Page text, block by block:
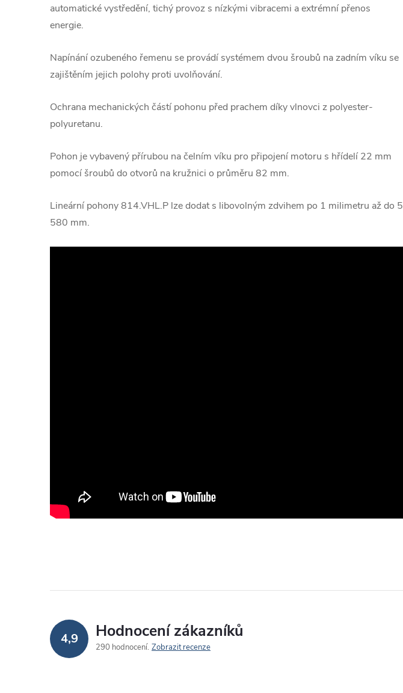
automatické vystředění, tichý provoz s nízkými vibracemi a extrémní přenos
energie.
Napínání ozubeného řemenu se provádí systémem dvou šroubů na zadním víku se
zajištěním jejich polohy proti uvolňování.
Ochrana mechanických částí pohonu před prachem díky vlnovci z polyester-
polyuretanu.
Pohon je vybavený přírubou na čelním víku pro připojení motoru s hřídelí 22 mm
pomocí šroubů do otvorů na kružnici o průměru 82 mm.
Lineární pohony 814.VHL.P lze dodat s libovolným zdvihem po 1 milimetru až do 5
580 mm.
4,9 Hodnocení zákazníků
290 hodnocení Zobrazit recenze